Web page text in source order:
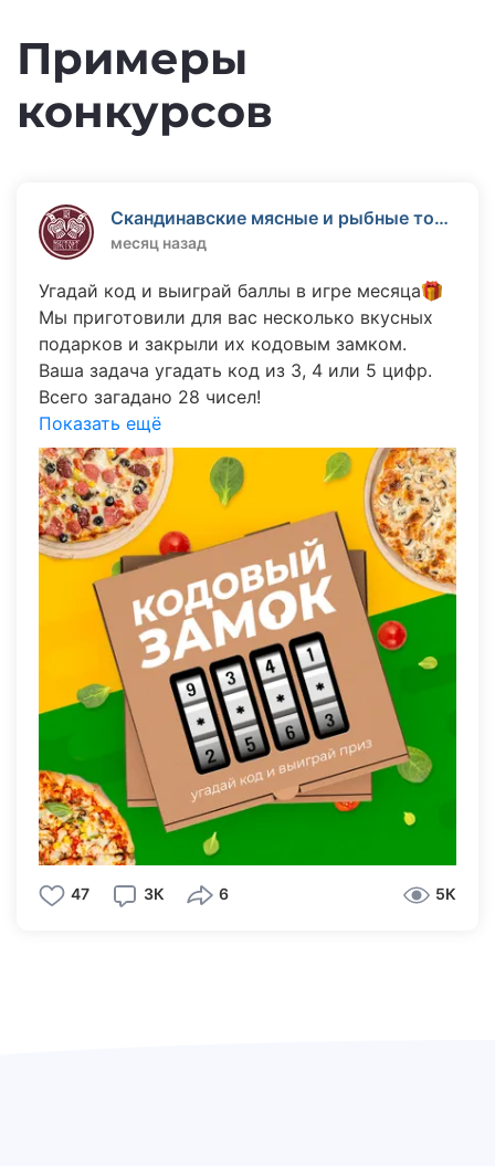
Примеры
конкурсов
Скандинавские мясные и рыбные торты "МясТорт"
месяц назад
Угадай код и выиграй баллы в игре месяца🎁
Мы приготовили для вас несколько вкусных
подарков и закрыли их кодовым замком.
Ваша задача угадать код из 3, 4 или 5 цифр.
Всего загадано 28 чисел!
Пишите в комментариях свой вариант кода.
Самые первые, кто назовет правильные
комбинации, получит больше всех баллов!
Можно отгадать несколько комбинаций и
получить несколько призов!
У каждого игрока 3 попытки. Еще 2 даст лайк
поста, а 20 попыток даст репост этой записи!
Но и это еще не всё! Первые 10 победителей
получат билет на участие в следующей игре
уже с вкусным призом. Да, только первые 10
игроков которые угадают коды будут играть
отдельно от всех в отдельную игру за самый
вкусный приз. Какая это будет игра? Пока
секрет!
Поехали!
Показать ещё
47 3К 6 5К